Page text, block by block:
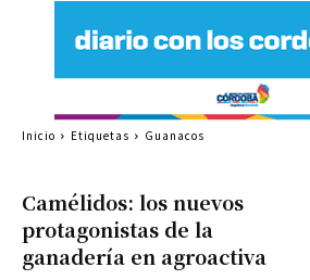
Camélidos: los nuevos
protagonistas de la
ganadería en agroactiva
Inicio Etiquetas Guanacos